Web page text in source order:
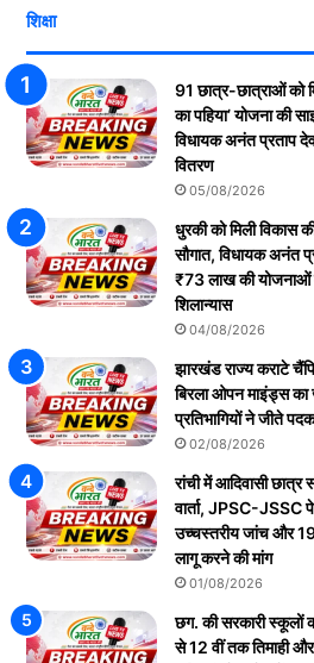
शिक्षा
91 छात्र-छात्राओं को
का पहिया’ योजना की
विधायक अनंत प्रताप
वितरण
05/08/2026
धुरकी को मिली विकास
सौगात, विधायक अनंत
₹73 लाख की योजनाओं
शिलान्यास
04/08/2026
झारखंड राज्य कराटे
बिरला ओपन माइंड्स
प्रतिभागियों ने जीते
02/08/2026
रांची में आदिवासी छात्र
वार्ता, JPSC-JSSC
उच्चस्तरीय जांच और
लागू करने की मांग
01/08/2026
छग. की सरकारी स्कूलों
से 12 वीं तक तिमाही और